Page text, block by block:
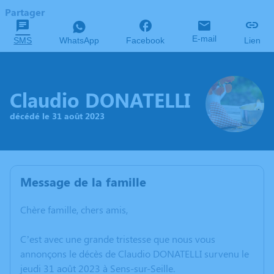
Partager
SMS WhatsApp Facebook E-mail Lien
Claudio DONATELLI
décédé le 31 août 2023
Message de la famille
Chère famille, chers amis,
C’est avec une grande tristesse que nous vous
annonçons le décès de Claudio DONATELLI survenu le
jeudi 31 août 2023 à Sens-sur-Seille.